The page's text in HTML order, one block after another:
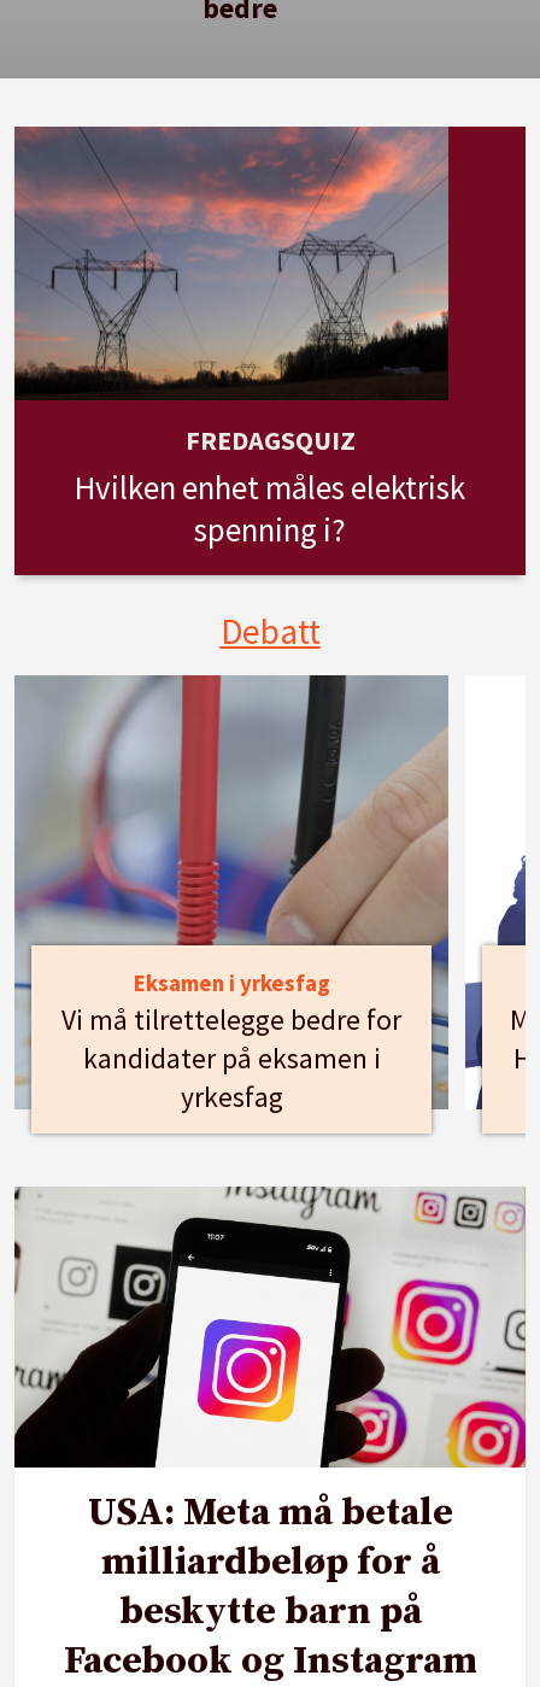
bedre
FREDAGSQUIZ
Hvilken enhet måles elektrisk
spenning i?
Debatt
Eksamen i yrkesfag
Vi må tilrettelegge bedre for
kandidater på eksamen i
yrkesfag
USA: Meta må betale
milliardbeløp for å
beskytte barn på
Facebook og Instagram